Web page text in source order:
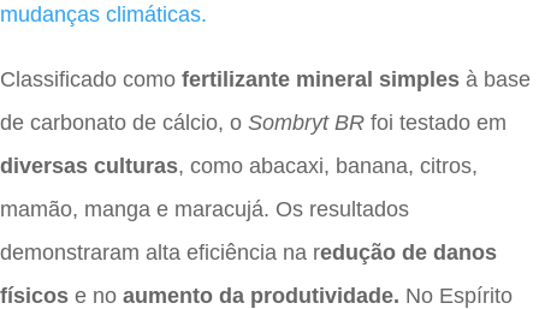
mudanças climáticas.
Classificado como fertilizante mineral simples à base
de carbonato de cálcio, o Sombryt BR foi testado em
diversas culturas, como abacaxi, banana, citros,
mamão, manga e maracujá. Os resultados
demonstraram alta eficiência na redução de danos
físicos e no aumento da produtividade. No Espírito